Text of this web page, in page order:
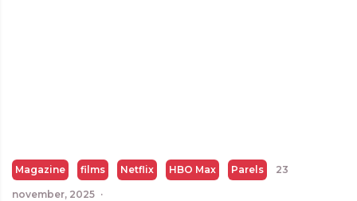
Magazine films Netflix HBO Max Parels 23
november, 2025 ·